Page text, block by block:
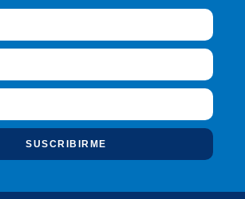
SUSCRIBIRME